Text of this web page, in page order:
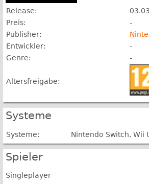
Release:
Preis:
-
Publisher:
Entwickler:
-
Genre:
-
Altersfreigabe:
Systeme
Systeme: Nintendo Switch, Wii
Spieler
Singleplayer